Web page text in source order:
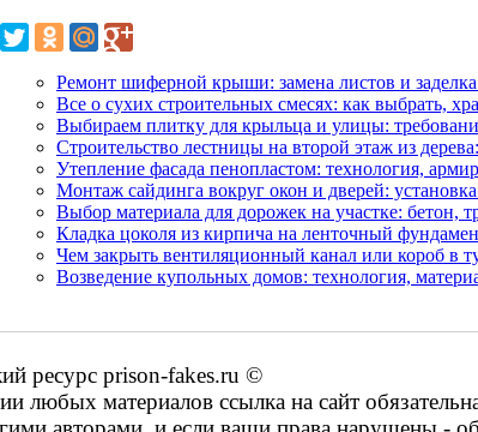
Ремонт шиферной крыши: замена листов и
Все о сухих строительных смесях: как выбрать,
Выбираем плитку для крыльца и улицы:
Строительство лестницы на второй этаж из
Утепление фасада пенопластом: технология,
Монтаж сайдинга вокруг окон и дверей:
Выбор материала для дорожек на участке: бетон,
Кладка цоколя из кирпича на ленточный
Чем закрыть вентиляционный канал или короб в
Возведение купольных домов: технология,
ресурс prison-fakes.ru ©
любых материалов ссылка на сайт